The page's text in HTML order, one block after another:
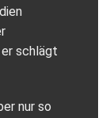
schlägt
nur so